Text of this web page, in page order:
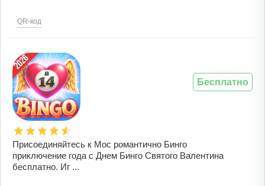
QR-код
Присоединяйтесь к Мос романтично Бинго
приключение года с Днем Бинго Святого Валентина
бесплатно. Иг ...
Бесплатно